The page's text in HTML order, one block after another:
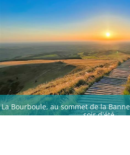
La Bourboule, au sommet de la
soir d'été